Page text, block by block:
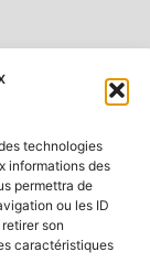
technologies
informations des
permettra de
ou les ID
son
caractéristiques